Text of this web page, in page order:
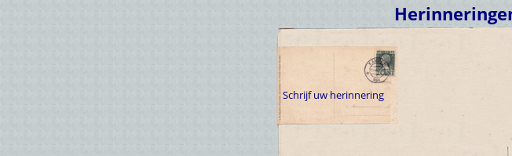
Schrijf uw herinnering